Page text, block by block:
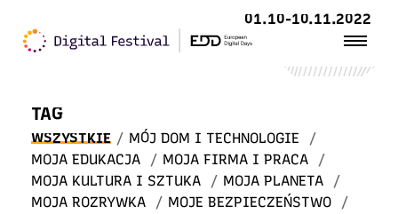
01.10-10.11.2022
w STREFIE WIEDZY
TAG
WSZYSTKIE / MÓJ DOM I TECHNOLOGIE
/
MOJA EDUKACJA
/ MOJA FIRMA I PRACA
/
MOJA KULTURA I SZTUKA
/ MOJA PLANETA
/
MOJA ROZRYWKA
/ MOJE BEZPIECZEŃSTWO
/